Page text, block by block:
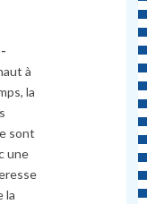
à
la
sont
une
la